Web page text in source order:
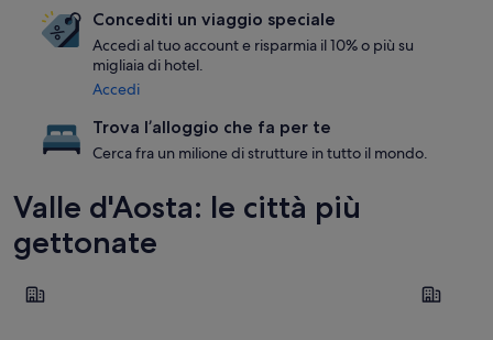
Concediti un viaggio speciale
Accedi al tuo account e risparmia il 10% o più su
migliaia di hotel.
Accedi
Trova l’alloggio che fa per te
Cerca fra un milione di strutture in tutto il mondo.
Valle d'Aosta: le città più
gettonate
Courmayeur Aosta